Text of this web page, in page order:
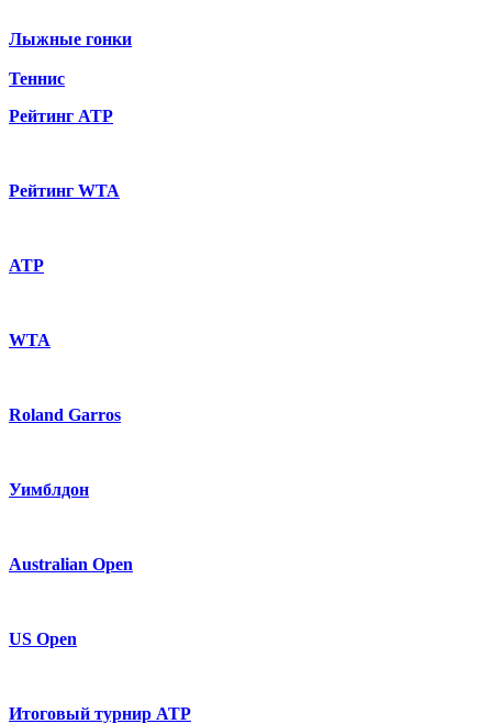
Лыжные гонки
Теннис
Рейтинг ATP
Рейтинг WTA
ATP
WTA
Roland Garros
Уимблдон
Australian Open
US Open
Итоговый турнир ATP